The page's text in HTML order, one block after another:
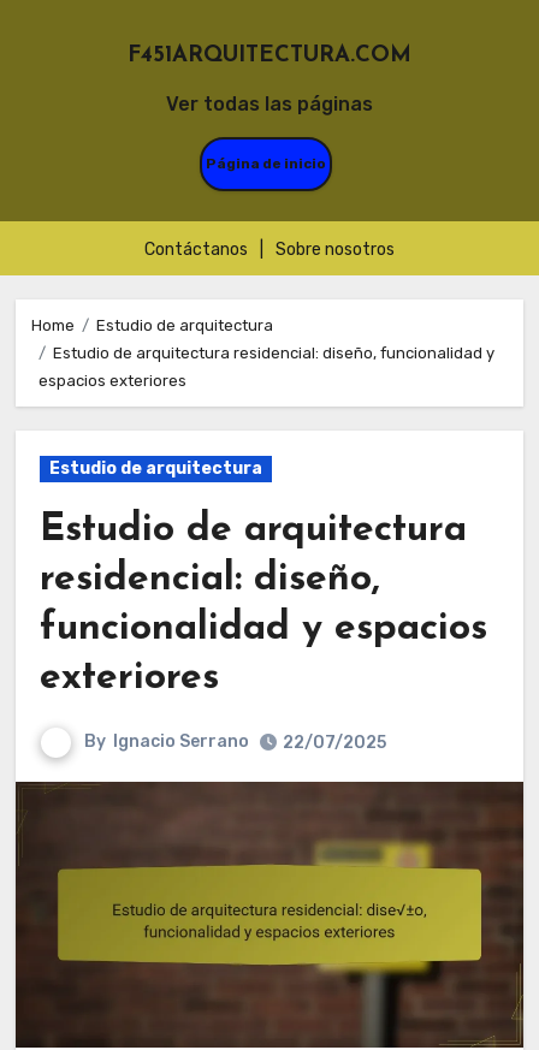
Ver todas las páginas
F451ARQUITECTURA.COM
Página de inicio
Contáctanos Sobre nosotros
content
Home
Estudio de arquitectura
Estudio de arquitectura residencial: diseño, funcionalidad y
espacios exteriores
Estudio de arquitectura
Estudio de arquitectura
residencial: diseño,
funcionalidad y espacios
exteriores
By Ignacio Serrano 22/07/2025